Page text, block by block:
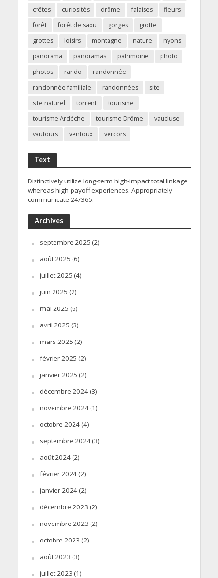
crêtes
curiosités drôme falaises
fleurs
forêt
forêt de saou gorges
grotte
grottes
loisirs montagne nature
nyons
panorama
panoramas patrimoine
photo
photos
rando
randonnée
randonnée familiale
randonnées
site
site naturel
torrent
tourisme
tourisme Ardèche
tourisme Drôme
vaucluse
vautours
ventoux vercors
Text
Distinctively utilize long-term high-impact total linkage
whereas high-payoff experiences. Appropriately
communicate 24/365.
Archives
septembre 2025 (2)
août 2025 (6)
juillet 2025 (4)
juin 2025 (2)
mai 2025 (6)
avril 2025 (3)
mars 2025 (2)
février 2025 (2)
janvier 2025 (2)
décembre 2024(3)
novembre 2024(1)
octobre 2024(4)
septembre 2024(3)
août 2024(2)
février 2024(2)
janvier 2024(2)
décembre 2023 (2)
novembre 2023 (2)
octobre 2023 (2)
août 2023 (3)
juillet 2023 (1)